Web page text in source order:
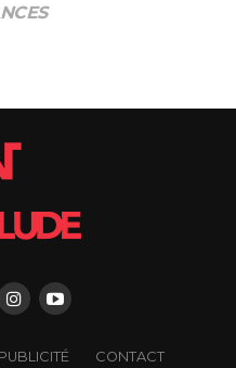
PUBLICITÉ CONTACT